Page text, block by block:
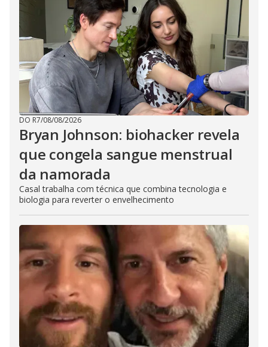
DO R7/08/08/2026
Bryan Johnson: biohacker revela
que congela sangue menstrual
da namorada
Casal trabalha com técnica que combina tecnologia e
biologia para reverter o envelhecimento